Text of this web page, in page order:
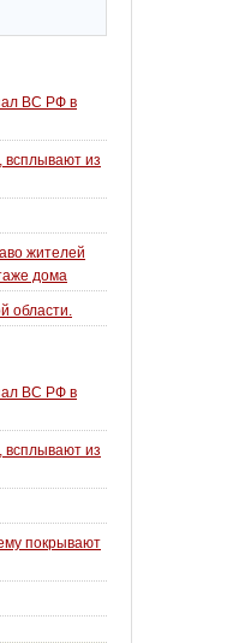
ВС РФ в
всплывают из
жителей
дома
области.
ВС РФ в
всплывают из
покрывают